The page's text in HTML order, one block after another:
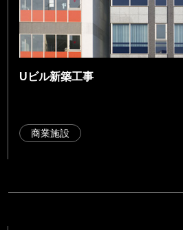
Uビル新築工事
商業施設